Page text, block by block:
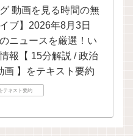
動画を見る時間の無
ブ】2026年8月3日
ニュースを厳選！い
報【 15分解説 / 政治
画 】をテキスト要約
テキスト要約